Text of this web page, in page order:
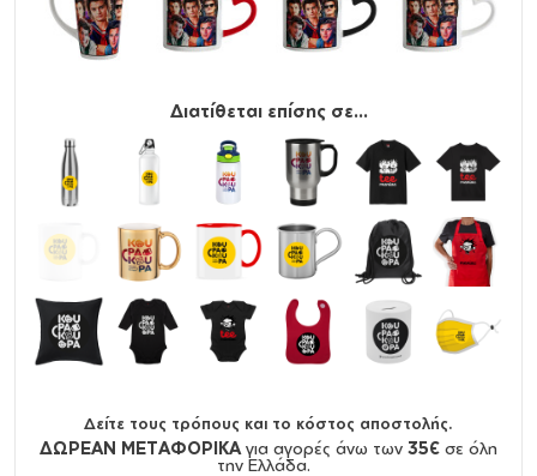
Διατίθεται επίσης σε...
Δείτε τους τρόπους και το κόστος αποστολής.
ΔΩΡΕΑΝ ΜΕΤΑΦΟΡΙΚΑ για αγορές άνω των 35€ σε όλη
την Ελλάδα.